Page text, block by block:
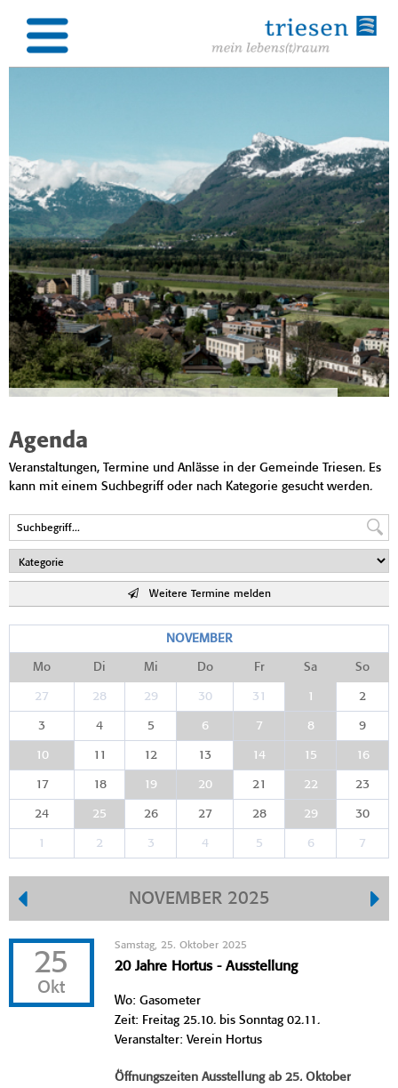
Agenda
Veranstaltungen, Termine und Anlässe in der Gemeinde Triesen. Es
kann mit einem Suchbegriff oder nach Kategorie gesucht werden.
Weitere Termine melden
NOVEMBER
Mo Di Mi Do Fr Sa So
27 28 29 30 31 1 2
3 4 5 6 7 8 9
10 11 12 13 14 15 16
17 18 19 20 21 22 23
24 25 26 27 28 29 30
1 2 3 4 5 6 7
NOVEMBER 2025
25
Okt
Samstag, 25. Oktober 2025
20 Jahre Hortus - Ausstellung
Wo: Gasometer
Zeit: Freitag 25.10. bis Sonntag 02.11.
Veranstalter: Verein Hortus
Öffnungszeiten Ausstellung ab 25. Oktober